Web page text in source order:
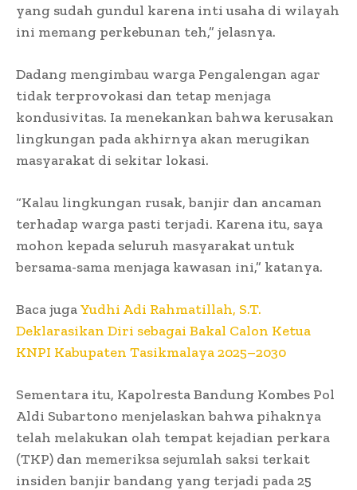
yang sudah gundul karena inti usaha di wilayah
ini memang perkebunan teh,” jelasnya.
Dadang mengimbau warga Pengalengan agar
tidak terprovokasi dan tetap menjaga
kondusivitas. Ia menekankan bahwa kerusakan
lingkungan pada akhirnya akan merugikan
masyarakat di sekitar lokasi.
“Kalau lingkungan rusak, banjir dan ancaman
terhadap warga pasti terjadi. Karena itu, saya
mohon kepada seluruh masyarakat untuk
bersama-sama menjaga kawasan ini,” katanya.
Baca jugaYudhi Adi Rahmatillah, S.T.
Deklarasikan Diri sebagai Bakal Calon Ketua
KNPI Kabupaten Tasikmalaya 2025–2030
Sementara itu, Kapolresta Bandung Kombes Pol
Aldi Subartono menjelaskan bahwa pihaknya
telah melakukan olah tempat kejadian perkara
(TKP) dan memeriksa sejumlah saksi terkait
insiden banjir bandang yang terjadi pada 25